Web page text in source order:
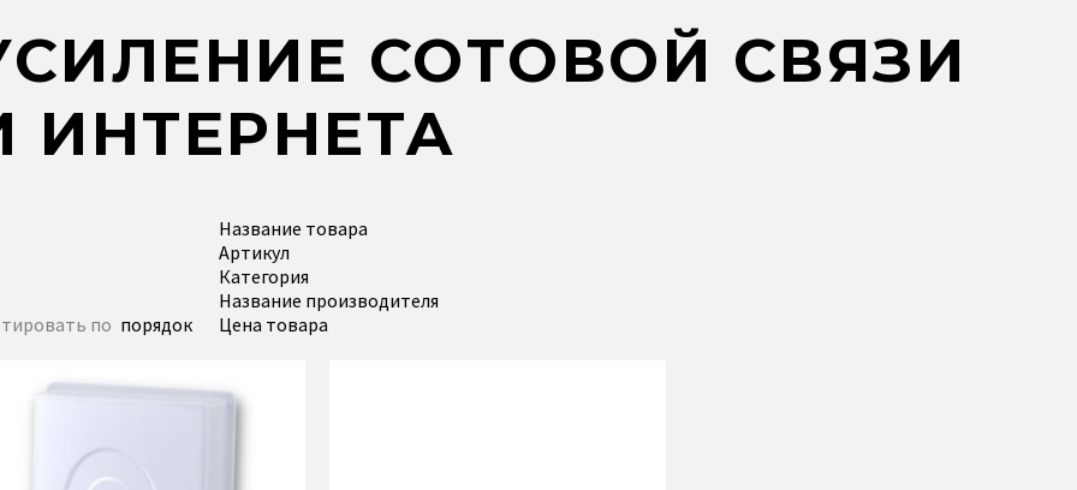
СОТОВОЙ СВЯЗИ
ИНТЕРНЕТА
по порядок
Название товара
Артикул
Категория
Название производителя
Цена товара